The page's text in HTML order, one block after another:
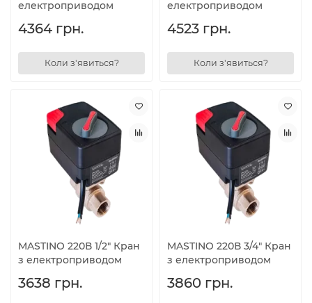
електроприводом
4364 грн.
Коли з'явиться?
електроприводом
4523 грн.
Коли з'явиться?
MASTINO 220В 1/2" Кран
з електроприводом
3638 грн.
MASTINO 220В 3/4" Кран
з електроприводом
3860 грн.